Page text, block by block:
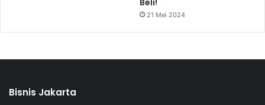
Beli!
21 Mei 2024
Bisnis Jakarta